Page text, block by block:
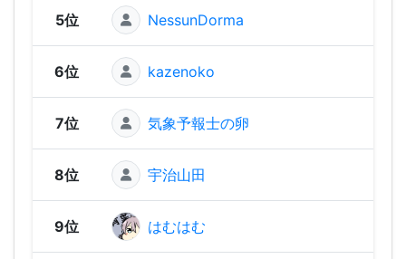
5位 NessunDorma
6位 kazenoko
7位 気象予報士の卵
8位 宇治山田
9位 はむはむ